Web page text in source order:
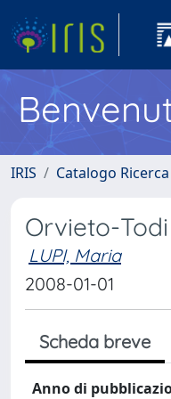
IRIS Catalogo Ricerca
Orvieto-Todi
LUPI, Maria
2008-01-01
Scheda breve
Anno di